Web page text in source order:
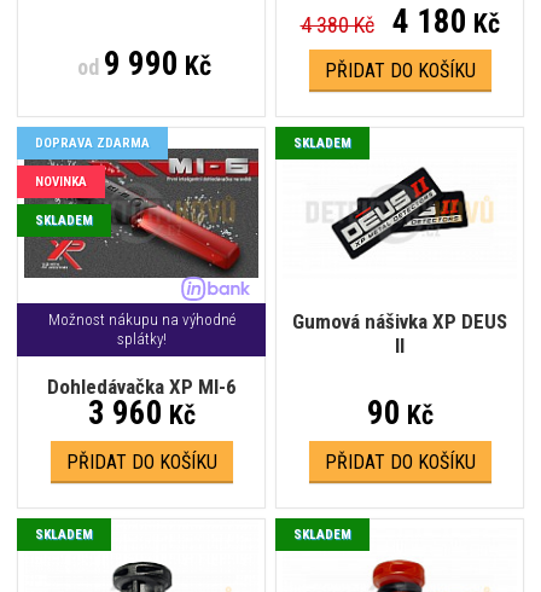
od9 990 Kč
4 380 Kč 4 180 Kč
PŘIDAT DO KOŠÍKU
Možnost nákupu na výhodné
splátky!
Dohledávačka XP MI-6
DOPRAVA ZDARMA
NOVINKA
SKLADEM
3 960 Kč
PŘIDAT DO KOŠÍKU
Gumová nášivka XP DEUS
II
SKLADEM
90 Kč
PŘIDAT DO KOŠÍKU
SKLADEM SKLADEM